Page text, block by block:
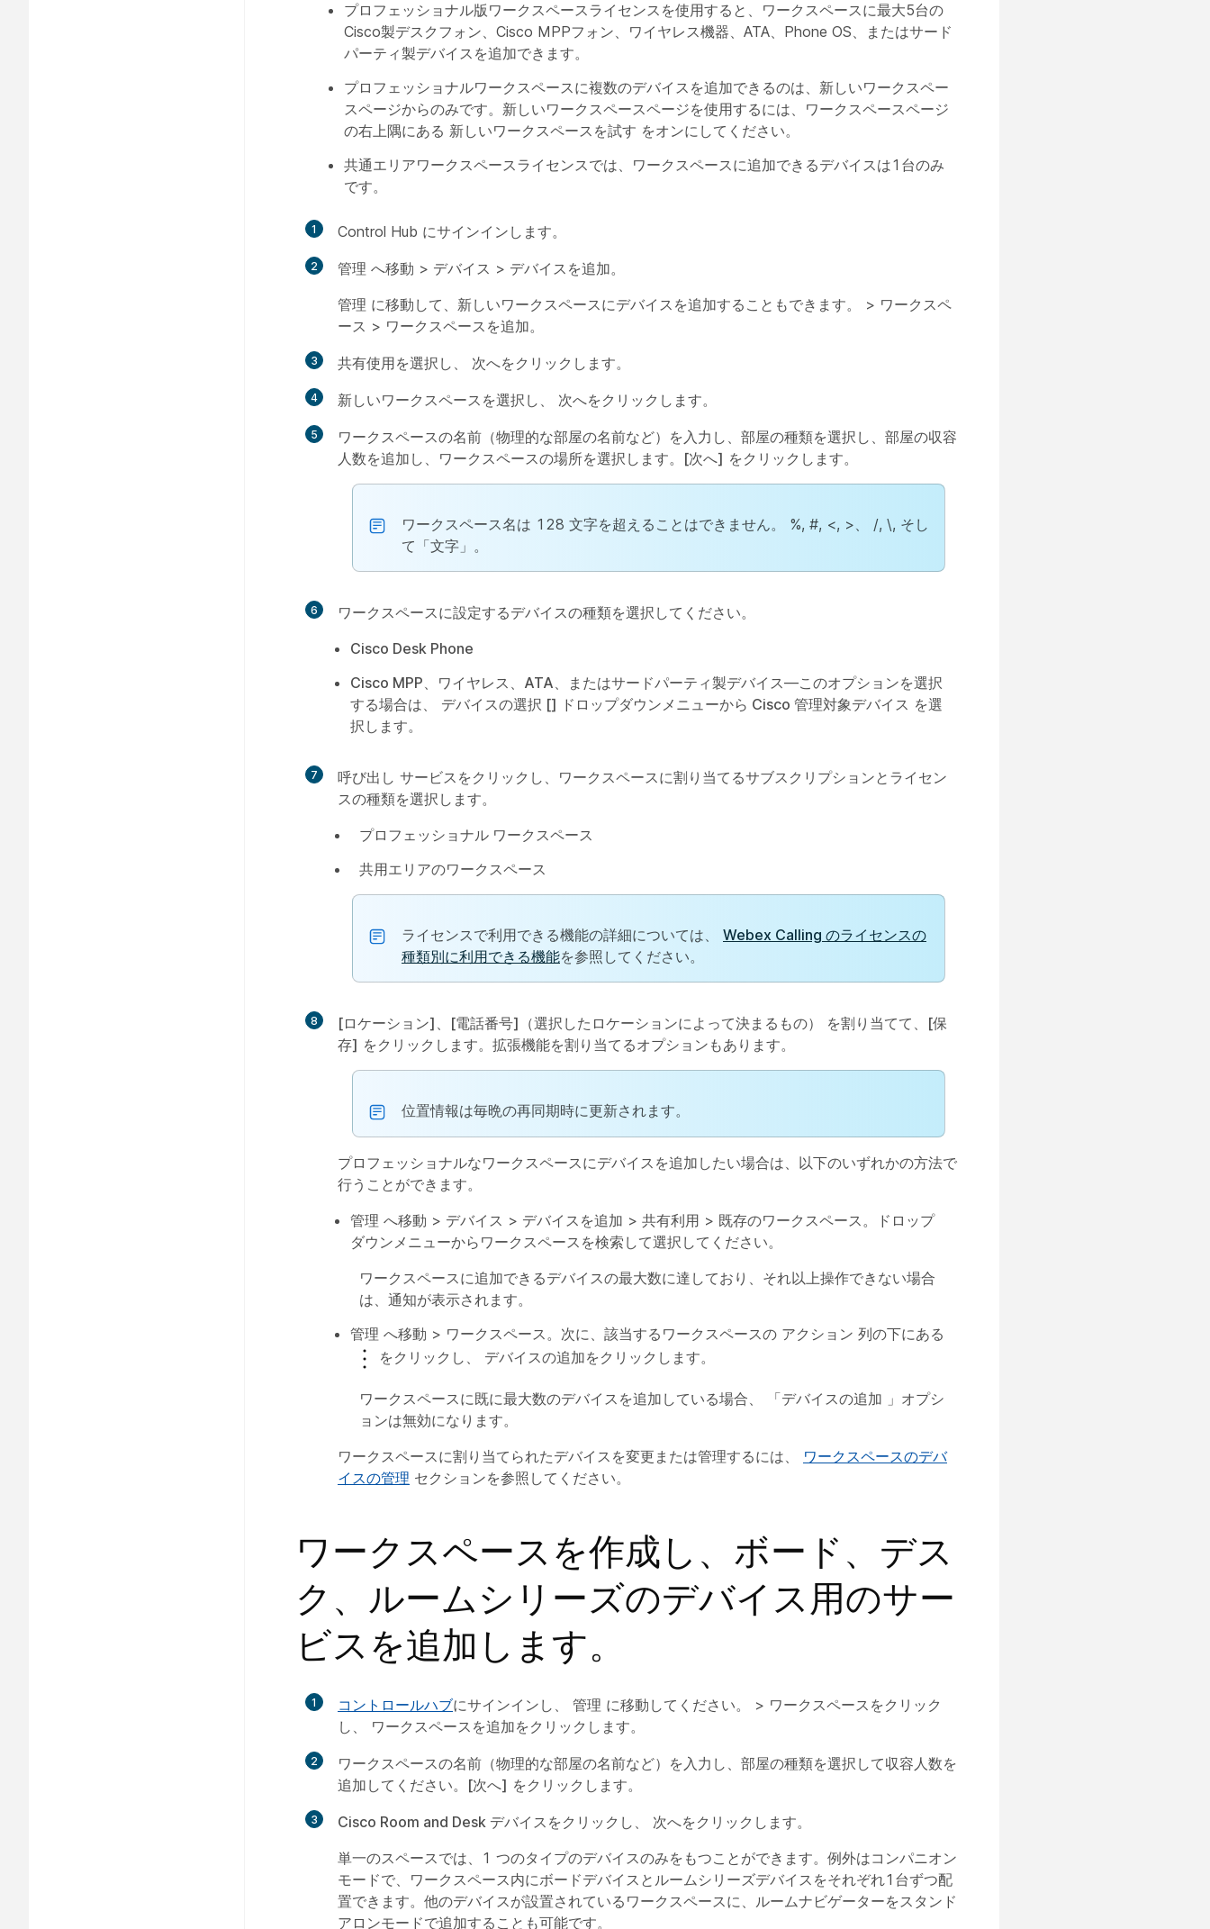
プロフェッショナル版ワークスペースライセンスを使用すると、ワークスペースに最大5台の
Cisco製デスクフォン、Cisco MPPフォン、ワイヤレス機器、ATA、Phone OS、またはサード
パーティ製デバイスを追加できます。
プロフェッショナルワークスペースに複数のデバイスを追加できるのは、新しいワークスペー
スページからのみです。新しいワークスペースページを使用するには、ワークスペースページ
の右上隅にある 新しいワークスペースを試す をオンにしてください。
共通エリアワークスペースライセンスでは、ワークスペースに追加できるデバイスは1台のみ
です。
1 Control Hub にサインインします。
2 管理 へ移動 > デバイス > デバイスを追加。
管理 に移動して、新しいワークスペースにデバイスを追加することもできます。 > ワークスペ
ース > ワークスペースを追加。
3 共有使用 を選択し、 次へをクリックします。
4 新しいワークスペース を選択し、 次へをクリックします。
5
ワークスペースの名前（物理的な部屋の名前など）を入力し、部屋の種類を選択し、部屋の収容
人数を追加し、ワークスペースの場所を選択します。 [次へ] をクリックします。
ワークスペース名は 128 文字を超えることはできません。 %, #, <, >、 /, \, そし
て「文字」。
6
ワークスペースに設定するデバイスの種類を選択してください。
Cisco Desk Phone
Cisco MPP、ワイヤレス、ATA、またはサードパーティ製デバイス—このオプションを選択
する場合は、 デバイスの選択 [] ドロップダウンメニューから Cisco 管理対象デバイス を選
択します。
7 呼び出し サービスをクリックし、ワークスペースに割り当てるサブスクリプションとライセン
スの種類を選択します。
プロフェッショナル ワークスペース
共用エリアのワークスペース
ライセンスで利用できる機能の詳細については、 Webex Calling のライセンスの
種類別に利用できる機能を参照してください。
8 [ロケーション] 、 [電話番号] （選択したロケーションによって決まるもの） を割り当てて、 [保
存] をクリックします。拡張機能を割り当てるオプションもあります。
位置情報は毎晩の再同期時に更新されます。
プロフェッショナルなワークスペースにデバイスを追加したい場合は、以下のいずれかの方法で
行うことができます。
管理 へ移動 > デバイス > デバイスを追加 > 共有利用 > 既存のワークスペース。ドロップ
ダウンメニューからワークスペースを検索して選択してください。
ワークスペースに追加できるデバイスの最大数に達しており、それ以上操作できない場合
は、通知が表示されます。
管理 へ移動 > ワークスペース。次に、該当するワークスペースの アクション 列の下にある
をクリックし、 デバイスの追加をクリックします。
ワークスペースに既に最大数のデバイスを追加している場合、 「デバイスの追加 」オプシ
ョンは無効になります。
ワークスペースに割り当てられたデバイスを変更または管理するには、 ワークスペースのデバ
イスの管理 セクションを参照してください。
ワークスペースを作成し、ボード、デス
ク、ルームシリーズのデバイス用のサー
ビスを追加します。
1 コントロールハブにサインインし、 管理 に移動してください。 > ワークスペース をクリック
し、 ワークスペースを追加をクリックします。
2
ワークスペースの名前（物理的な部屋の名前など）を入力し、部屋の種類を選択して収容人数を
追加してください。 [次へ] をクリックします。
3 Cisco Room and Desk デバイス をクリックし、 次へをクリックします。
単一のスペースでは、1 つのタイプのデバイスのみをもつことができます。例外はコンパニオン
モードで、ワークスペース内にボードデバイスとルームシリーズデバイスをそれぞれ1台ずつ配
置できます。他のデバイスが設置されているワークスペースに、ルームナビゲーターをスタンド
アロンモードで追加することも可能です。